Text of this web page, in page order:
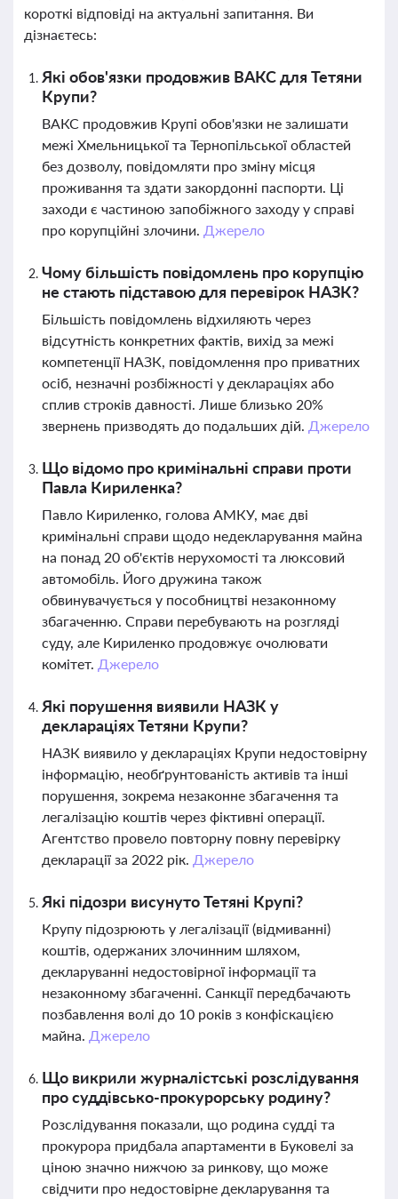
короткі відповіді на актуальні запитання. Ви
дізнаєтесь:
Які обов'язки продовжив ВАКС для Тетяни
Крупи?
ВАКС продовжив Крупі обов'язки не залишати
межі Хмельницької та Тернопільської областей
без дозволу, повідомляти про зміну місця
проживання та здати закордонні паспорти. Ці
заходи є частиною запобіжного заходу у справі
про корупційні злочини. Джерело
Чому більшість повідомлень про корупцію
не стають підставою для перевірок НАЗК?
Більшість повідомлень відхиляють через
відсутність конкретних фактів, вихід за межі
компетенції НАЗК, повідомлення про приватних
осіб, незначні розбіжності у деклараціях або
сплив строків давності. Лише близько 20%
звернень призводять до подальших дій. Джерело
Що відомо про кримінальні справи проти
Павла Кириленка?
Павло Кириленко, голова АМКУ, має дві
кримінальні справи щодо недекларування майна
на понад 20 об'єктів нерухомості та люксовий
автомобіль. Його дружина також
обвинувачується у пособництві незаконному
збагаченню. Справи перебувають на розгляді
суду, але Кириленко продовжує очолювати
комітет. Джерело
Які порушення виявили НАЗК у
деклараціях Тетяни Крупи?
НАЗК виявило у деклараціях Крупи недостовірну
інформацію, необґрунтованість активів та інші
порушення, зокрема незаконне збагачення та
легалізацію коштів через фіктивні операції.
Агентство провело повторну повну перевірку
декларації за 2022 рік. Джерело
Які підозри висунуто Тетяні Крупі?
Крупу підозрюють у легалізації (відмиванні)
коштів, одержаних злочинним шляхом,
декларуванні недостовірної інформації та
незаконному збагаченні. Санкції передбачають
позбавлення волі до 10 років з конфіскацією
майна. Джерело
Що викрили журналістські розслідування
про суддівсько-прокурорську родину?
Розслідування показали, що родина судді та
прокурора придбала апартаменти в Буковелі за
ціною значно нижчою за ринкову, що може
свідчити про недостовірне декларування та